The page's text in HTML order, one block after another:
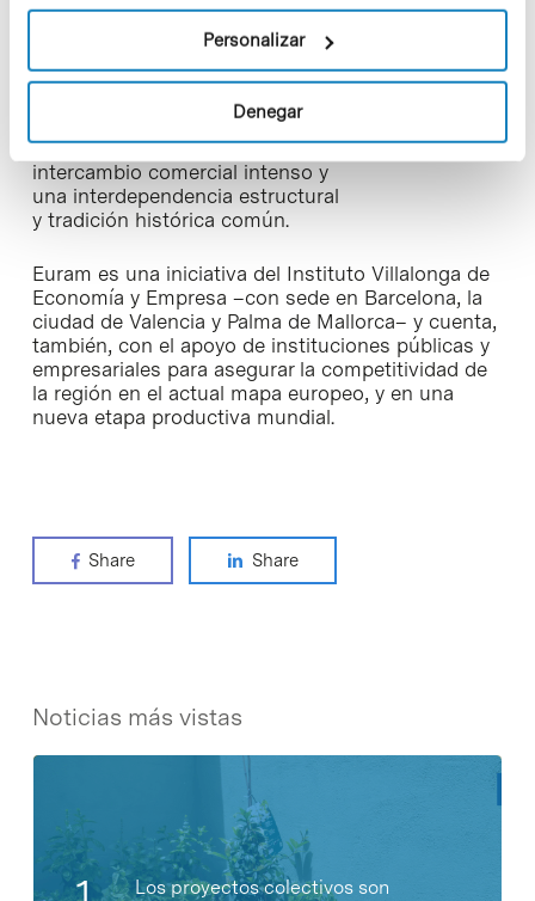
Personalizar
Denegar
Formada por un eje con similitudes económicas y
sociales, la Euroregión del Arco Mediterráneo
(Euram) está integrada, principalmente, por los
territorios de Cataluña, el País Valenciano, las Islas
Baleares, Andorra y la Cataluña Norte
(Llenguadoc-Rosselló, Francia), regiones con un
intercambio comercial intenso y
una interdependencia estructural
y tradición histórica común.
Euram es una iniciativa del Instituto Villalonga de
Economía y Empresa –con sede en Barcelona, la
ciudad de Valencia y Palma de Mallorca– y cuenta,
también, con el apoyo de instituciones públicas y
empresariales para asegurar la competitividad de
la región en el actual mapa europeo, y en una
nueva etapa productiva mundial.
Share Share
Noticias más vistas
Los proyectos colectivos son